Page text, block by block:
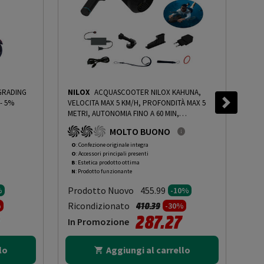
5%
da
NILOX ACQUASCOOTER NILOX KAHUNA,
VELOCITA MAX 5 KM/H, PROFONDITÀ MAX 5
METRI, AUTONOMIA FINO A 60 MIN,
CONTROLLO REMOTO, COMPATIBILE CON
SUP - PRMG GRADING OOBN - 10%-PRMG
GRADING OOBN - 10%
MOLTO BUONO
O: Confezione originale integra
O: Accessori principali presenti
B: Estetica prodotto ottima
N: Prodotto funzionante
Prodotto Nuovo 455.99 -10%
Ricondizionato Prezzo ridotto da
410.39a-30%
In Promozione 287.27
Aggiungi al carrello